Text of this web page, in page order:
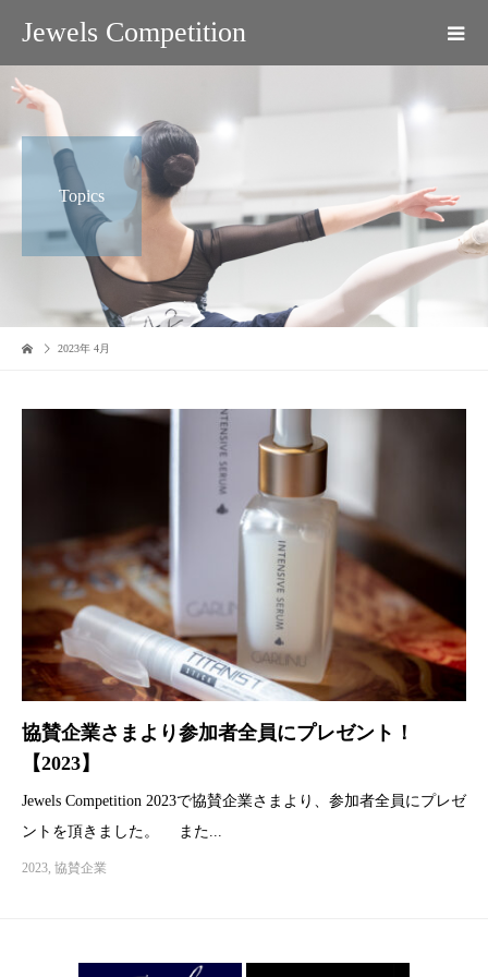
Jewels Competition
Topics
2023年 4月
協賛企業さまより参加者全員にプレゼント！
【2023】
Jewels Competition 2023で協賛企業さまより、参加者全員にプレゼ
ントを頂きました。 また...
2023, 協賛企業